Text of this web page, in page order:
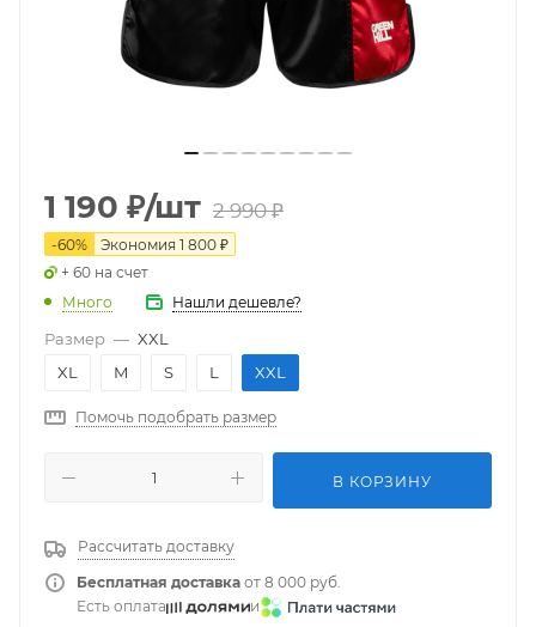
1 190 ₽/шт 2 990₽
-60% Экономия 1 800 ₽
+ 60 на счет
Много
Нашли дешевле?
Размер — XXL
XL
M S L XXL
Помочь подобрать размер
В КОРЗИНУ
Рассчитать доставку
Бесплатная доставка от 8 000 руб.
Есть оплата
и